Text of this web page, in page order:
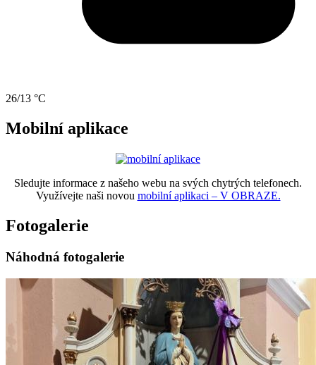
26/13 °C
Mobilní aplikace
Sledujte informace z našeho webu na svých chytrých telefonech.
Využívejte naši novou mobilní aplikaci – V OBRAZE.
Fotogalerie
Náhodná fotogalerie